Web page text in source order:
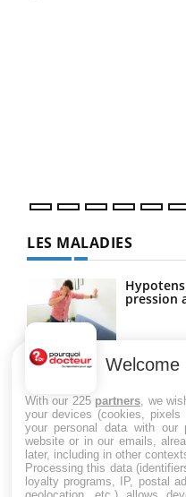
LES MALADIES
pression
globules
Maladie
Welcome
With our 225 partners , we
your devices (cookies,
your personal data with our
website or in our emails,
later, including in other
Processing this data
loyalty programs, IP, postal
geolocation, etc.) allows